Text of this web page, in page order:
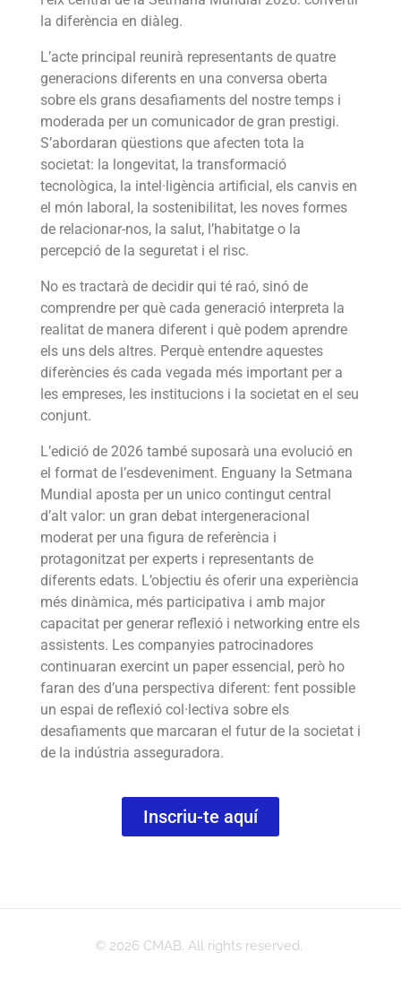
la diferència en diàleg.
L’acte principal reunirà representants de quatre
generacions diferents en una conversa oberta
sobre els grans desafiaments del nostre temps i
moderada per un comunicador de gran prestigi.
S’abordaran qüestions que afecten tota la
societat: la longevitat, la transformació
tecnològica, la intel·ligència artificial, els canvis en
el món laboral, la sostenibilitat, les noves formes
de relacionar-nos, la salut, l’habitatge o la
percepció de la seguretat i el risc.
No es tractarà de decidir qui té raó, sinó de
comprendre per què cada generació interpreta la
realitat de manera diferent i què podem aprendre
els uns dels altres. Perquè entendre aquestes
diferències és cada vegada més important per a
les empreses, les institucions i la societat en el seu
conjunt.
L’edició de 2026 també suposarà una evolució en
el format de l’esdeveniment. Enguany la Setmana
Mundial aposta per un unico contingut central
d’alt valor: un gran debat intergeneracional
moderat per una figura de referència i
protagonitzat per experts i representants de
diferents edats. L’objectiu és oferir una experiència
més dinàmica, més participativa i amb major
capacitat per generar reflexió i networking entre els
assistents. Les companyies patrocinadores
continuaran exercint un paper essencial, però ho
faran des d’una perspectiva diferent: fent possible
un espai de reflexió col·lectiva sobre els
desafiaments que marcaran el futur de la societat i
de la indústria asseguradora.
Inscriu-te aquí
© 2026 CMAB. All rights reserved.